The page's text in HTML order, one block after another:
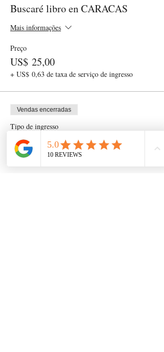
Buscaré libro en CARACAS
Mais informações
Preço
US$ 25,00
+ US$ 0,63 de taxa de serviço de ingresso
Vendas encerradas
Tipo de ingresso
Buscaré libro en Valencia
Mais informações